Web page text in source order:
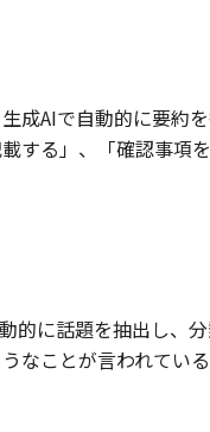
成AIで自動的に要約
する」、「確認事項
的に話題を抽出し、
なことが言われてい